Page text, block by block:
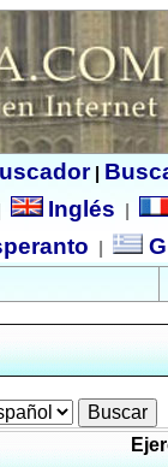
|
Inglés